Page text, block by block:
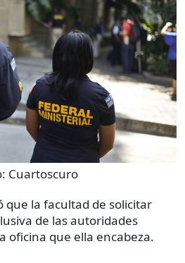
Cuartoscuro
que la facultad de solicitar
de las autoridades
oficina que ella encabeza.